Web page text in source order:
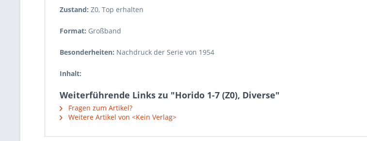
Zustand: Z0, Top erhalten
Format: Großband
Besonderheiten: Nachdruck der Serie von 1954
Inhalt:
Weiterführende Links zu "Horido 1-7 (Z0), Diverse"
Fragen zum Artikel?
Weitere Artikel von <Kein Verlag>